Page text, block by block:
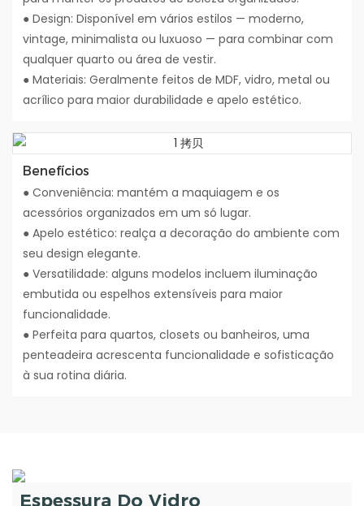
● Design: Disponível em vários estilos — moderno,
vintage, minimalista ou luxuoso — para combinar com
qualquer quarto ou área de vestir.
● Materiais: Geralmente feitos de MDF, vidro, metal ou
acrílico para maior durabilidade e apelo estético.
Benefícios
● Conveniência: mantém a maquiagem e os
acessórios organizados em um só lugar.
● Apelo estético: realça a decoração do ambiente com
seu design elegante.
● Versatilidade: alguns modelos incluem iluminação
embutida ou espelhos extensíveis para maior
funcionalidade.
● Perfeita para quartos, closets ou banheiros, uma
penteadeira acrescenta funcionalidade e sofisticação
à sua rotina diária.
Espessura Do Vidro